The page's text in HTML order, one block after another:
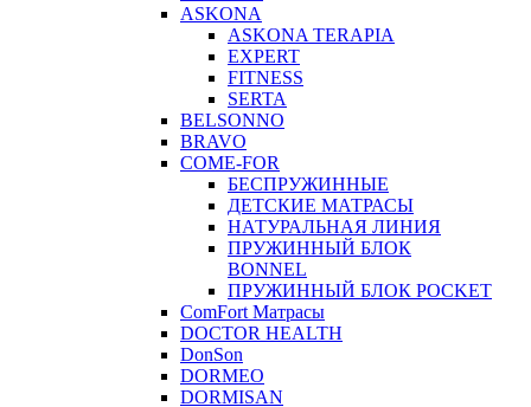
ASKONA
ASKONA TERAPIA
EXPERT
FITNESS
SERTA
BELSONNO
BRAVO
COME-FOR
БЕСПРУЖИННЫЕ
ДЕТСКИЕ МАТРАСЫ
НАТУРАЛЬНАЯ ЛИНИЯ
ПРУЖИННЫЙ БЛОК
BONNEL
ПРУЖИННЫЙ БЛОК POCKET
ComFort Матрасы
DOCTOR HEALTH
DonSon
DORMEO
DORMISAN